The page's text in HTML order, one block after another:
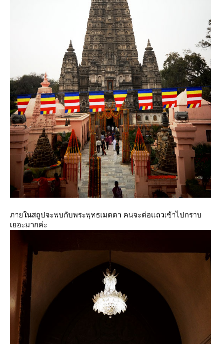
ภายในสถูปจะพบกับพระพุทธเมตตา คนจะต่อแถวเข้าไปกราบ
เยอะมากค่ะ